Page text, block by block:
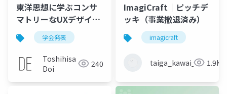
東洋思想に学ぶコンサ
マトリーなUXデザイン
についての一考察
学会発表
Toshihisa
Doi
240
ImagiCraft｜ピッチデ
ッキ（事業撤退済み）
imagicraft
taiga_kawai_10281.9K